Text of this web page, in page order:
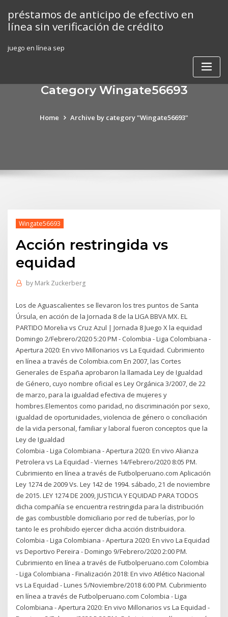
content
préstamos de anticipo de efectivo en
línea sin verificación de crédito
juego en línea sep
Category Wingate56693
Home Archive by category "Wingate56693"
Wingate56693
Acción restringida vs
equidad
by Mark Zuckerberg
Los de Aguascalientes se llevaron los tres puntos de Santa
Úrsula, en acción de la Jornada 8 de la LIGA BBVA MX. EL
PARTIDO Morelia vs Cruz Azul | Jornada 8 Juego X la equidad
Domingo 2/Febrero/2020 5:20 PM - Colombia - Liga Colombiana -
Apertura 2020: En vivo Millonarios vs La Equidad. Cubrimiento
en línea a través de Colombia.com En 2007, las Cortes
Generales de España aprobaron la llamada Ley de Igualdad
de Género, cuyo nombre oficial es Ley Orgánica 3/2007, de 22
de marzo, para la igualdad efectiva de mujeres y
hombres.Elementos como paridad, no discriminación por sexo,
igualdad de oportunidades, violencia de género o conciliación
de la vida personal, familiar y laboral fueron conceptos que la
Ley de Igualdad
Colombia - Liga Colombiana - Apertura 2020: En vivo Alianza
Petrolera vs La Equidad - Viernes 14/Febrero/2020 8:05 PM.
Cubrimiento en línea a través de Futbolperuano.com Aplicación
Ley 1274 de 2009 Vs. Ley 142 de 1994. sábado, 21 de noviembre
de 2015. LEY 1274 DE 2009, JUSTICIA Y EQUIDAD PARA TODOS
dicha compañía se encuentra restringida para la distribución
de gas combustible domiciliario por red de tuberías, por lo
tanto le es prohibido ejercer dicha acción distribuidora.
Colombia - Liga Colombiana - Apertura 2020: En vivo La Equidad
vs Deportivo Pereira - Domingo 9/Febrero/2020 2:00 PM.
Cubrimiento en línea a través de Futbolperuano.com Colombia
- Liga Colombiana - Finalización 2018: En vivo Atlético Nacional
vs La Equidad - Lunes 5/Noviembre/2018 6:00 PM. Cubrimiento
en línea a través de Futbolperuano.com Colombia - Liga
Colombiana - Apertura 2020: En vivo Millonarios vs La Equidad -